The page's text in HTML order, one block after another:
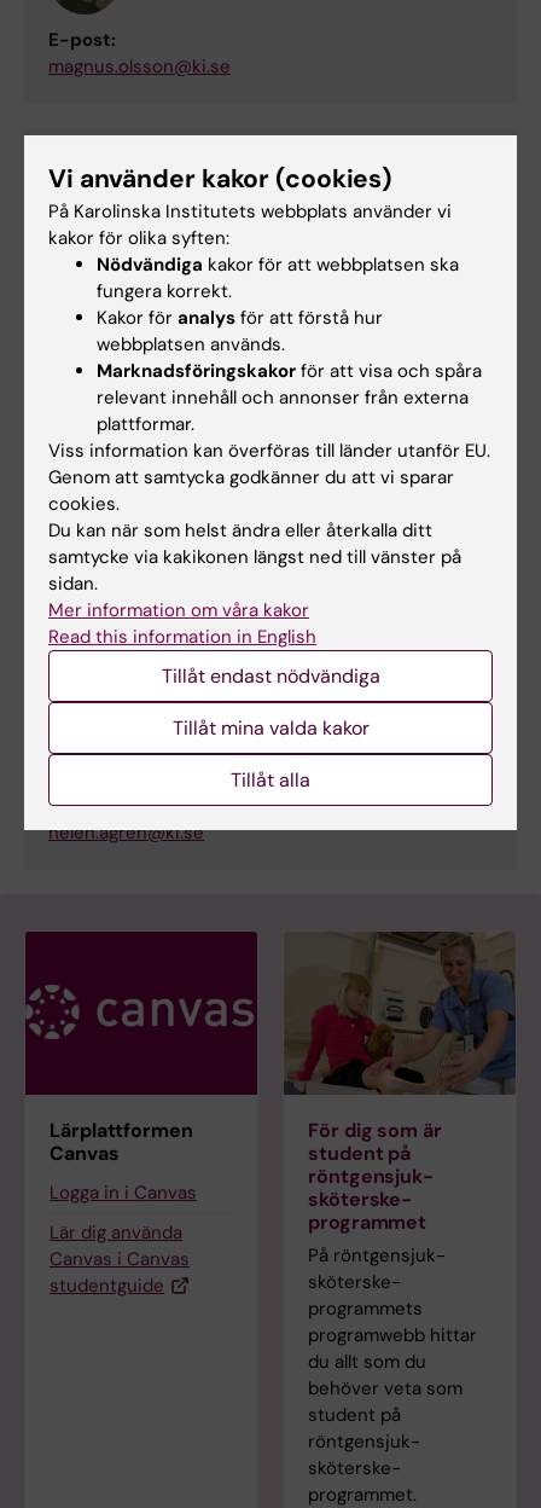
E-post:
magnus.olsson@ki.se
Eva Charlotte Palmqvist
Medverkande lärare
Telefon:
+46852483585
E-post:
charlotte.palmqvist@ki.se
Anna Hellström
Kursadministratör
Telefon:
+46852483770
E-post:
anna.hellstrom@ki.se
Helen Ågren
Studievägledare
Telefon:
E-post:
helen.agren@ki.se
Lärplattformen
Canvas
Logga in i Canvas
Lär dig använda
Canvas i Canvas
studentguide
För dig som är
student på
röntgensjuk­
sköterske­
programmet
På röntgensjuk­
sköterske­
programmets
programwebb hittar
du allt som du
behöver veta som
student på
röntgensjuk­
sköterske­
programmet.
Vi använder kakor (cookies)
På Karolinska Institutets webbplats använder vi
kakor för olika syften:
Nödvändiga kakor för att webbplatsen ska
fungera korrekt.
Kakor för analys för att förstå hur
webbplatsen används.
Marknadsföringskakor för att visa och spåra
relevant innehåll och annonser från externa
plattformar.
Viss information kan överföras till länder utanför EU.
Genom att samtycka godkänner du att vi sparar
cookies.
Du kan när som helst ändra eller återkalla ditt
samtycke via kakikonen längst ned till vänster på
sidan.
Mer information om våra kakor
Read this information in English
Tillåt endast nödvändiga
Tillåt mina valda kakor
Tillåt alla